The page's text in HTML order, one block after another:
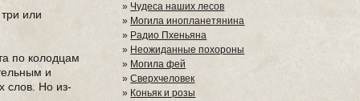
или
по колодцам
и
слов. Но из-
» Чудеса наших лесов
» Могила инопланетянина
» Радио Пхеньяна
» Неожиданные похороны
» Могила фей
»Сверхчеловек
» Коньяк и розы